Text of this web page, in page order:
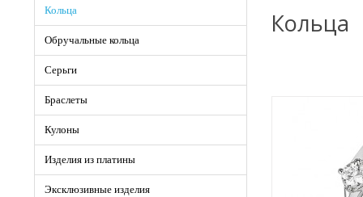
Кольца
Обручальные кольца
Серьги
Браслеты
Кулоны
Изделия из платины
Эксклюзивные изделия
Кольца